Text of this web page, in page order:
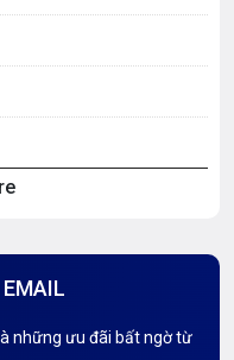
những ưu đãi bất ngờ từ